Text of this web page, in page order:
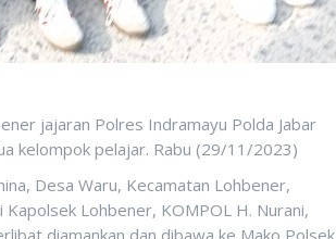
jajaran Polres Indramayu Polda Jabar
kelompok pelajar. Rabu (29/11/2023)
Desa Waru, Kecamatan Lohbener,
Lohbener, KOMPOL H. Nurani,
diamankan dan dibawa ke Mako Polsek